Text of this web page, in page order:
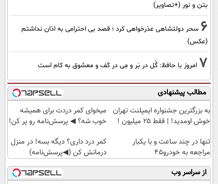
بتن و نور (+تصاویر)
6 سحر دولتشاهی عذرخواهی کرد ؛ قصد بی احترامی به اذان نداشتم
(عکس)
7 امروز با حافظ: گُل در بَر و مِی در کَف و معشوق به کام است
مطالب پیشنهادی
به بزرگترین جشنواره ایمپلنت تهران
خوش اومدید! | فقط ۲۵ میلیون !
میخوای کمر دردت برای همیشه
خوب شه؟ ◀ پرسش‌نامه رو پر کن!
تنها در چند ساعت و با یکبار
مراجعه به خودرو45
کمر درد داری؟ دیگه بسه! در منزل
درمانش کن (◀پرسش‌نامه)
از سراسر وب